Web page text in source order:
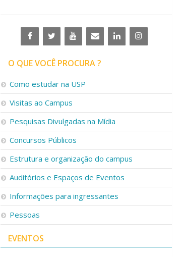
O QUE VOCÊ PROCURA ?
Como estudar na USP
Visitas ao Campus
Pesquisas Divulgadas na Mídia
Concursos Públicos
Estrutura e organização do campus
Auditórios e Espaços de Eventos
Informações para ingressantes
Pessoas
EVENTOS